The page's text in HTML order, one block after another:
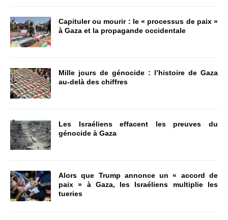
Capituler ou mourir : le « processus de paix »
à Gaza et la propagande occidentale
Mille jours de génocide : l’histoire de Gaza
au-delà des chiffres
Les Israéliens effacent les preuves du
génocide à Gaza
Alors que Trump annonce un « accord de
paix » à Gaza, les Israéliens multiplie les
tueries